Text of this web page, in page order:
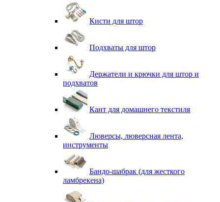
Кисти для штор
Подхваты для штор
Держатели и крючки для штор и
подхватов
Кант для домашнего текстиля
Люверсы, люверсная лента,
инструменты
Бандо-шабрак (для жесткого
ламбрекена)